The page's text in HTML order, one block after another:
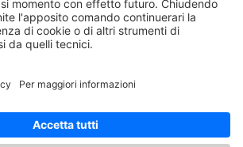
(+39)0270211274
mail:formazione@eenet.it
V.le E. Forlanini, 21 - 20134, Milano
ORARI SEGRETERIA
08:30–17:30
Venerdì: 08:30–16:00